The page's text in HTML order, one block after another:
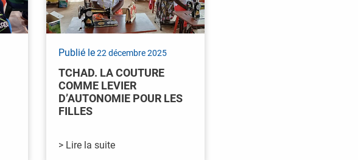
Publié le22 décembre 2025
TCHAD. LA COUTURE
COMME LEVIER
D’AUTONOMIE POUR LES
FILLES
> Lire la suite